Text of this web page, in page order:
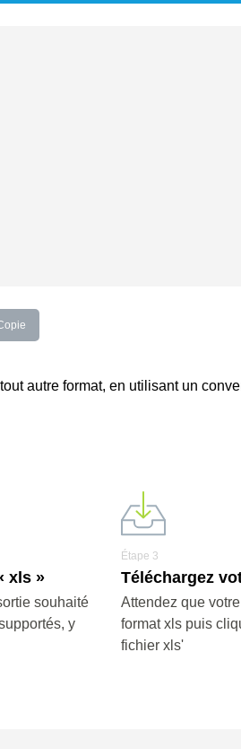
autre format, en utilisant un
xls »
souhaité
y
Étape 3
Téléchargez
Attendez que
format xls puis
fichier xls'